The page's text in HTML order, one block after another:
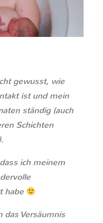
gewusst, wie
ist und mein
ständig (auch
Schichten
ich meinem
habe
das Versäumnis